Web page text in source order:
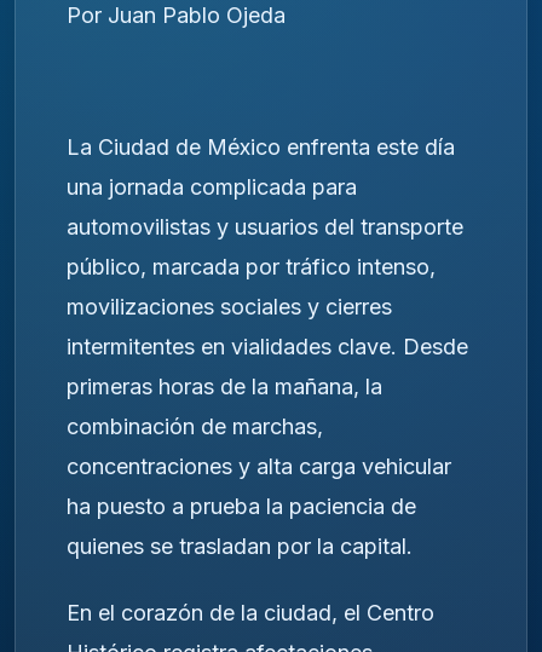
Por Juan Pablo Ojeda
La Ciudad de México enfrenta este día
una jornada complicada para
automovilistas y usuarios del transporte
público, marcada por tráfico intenso,
movilizaciones sociales y cierres
intermitentes en vialidades clave. Desde
primeras horas de la mañana, la
combinación de marchas,
concentraciones y alta carga vehicular
ha puesto a prueba la paciencia de
quienes se trasladan por la capital.
En el corazón de la ciudad, el Centro